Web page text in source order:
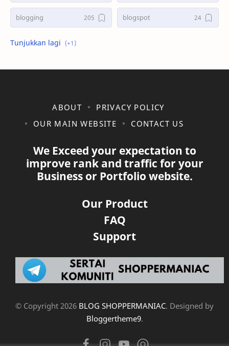
blogging blogspot
shopee
ABOUT
PRIVACY POLICY
OUR MAIN WEBSITE
CONTACT US
We Exceed your expectation to
improve rank and traffic for your
Business or Portfolio website.
Our Product
FAQ
Support
© Copyright 2026 BLOG SHOPPERMANIAC. Designed by
Bloggertheme9.